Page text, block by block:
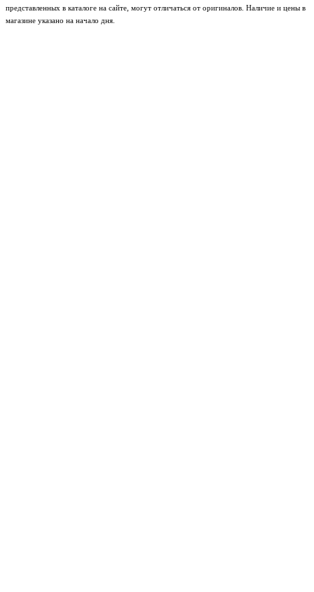
представленных в каталоге на сайте, могут отличаться от оригиналов. Наличие и цены в
магазине указано на начало дня.